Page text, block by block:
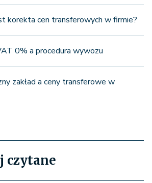
korekta cen transferowych w firmie?
0% a procedura wywozu
zakład a ceny transferowe w
czytane